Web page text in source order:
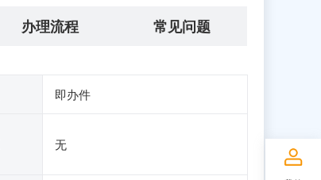
办理流程 常见问题
即办件
无